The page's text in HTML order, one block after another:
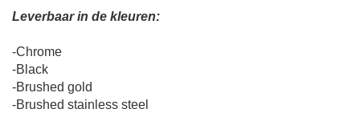
Leverbaar in de kleuren:
-Chrome
-Black
-Brushed gold
-Brushed stainless steel